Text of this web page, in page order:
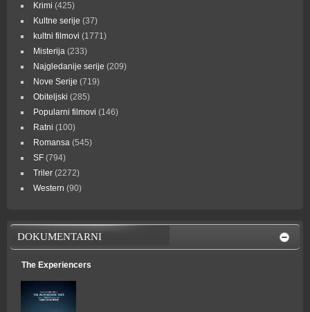
Krimi (425)
Kultne serije (37)
kultni filmovi (1771)
Misterija (233)
Najgledanije serije (209)
Nove Serije (719)
Obiteljski (285)
Popularni filmovi (146)
Ratni (100)
Romansa (545)
SF (794)
Triler (2272)
Western (90)
DOKUMENTARNI
The Experiencers